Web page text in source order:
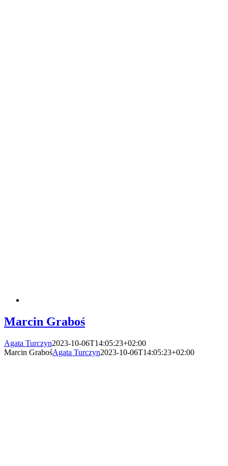
Marcin Graboś
Agata Turczyn2023-10-06T14:05:23+02:00
Marcin GrabośAgata Turczyn2023-10-06T14:05:23+02:00